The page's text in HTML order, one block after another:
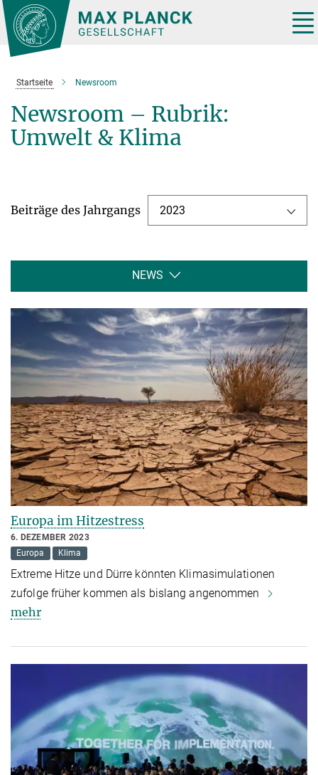
Hauptinhalt
Startseite Newsroom
Newsroom – Rubrik:
Umwelt & Klima
Beiträge des Jahrgangs 2023
NEWS
Europa im Hitzestress
6. DEZEMBER 2023
Europa
Klima
Extreme Hitze und Dürre könnten Klimasimulationen
zufolge früher kommen als bislang angenommen
mehr